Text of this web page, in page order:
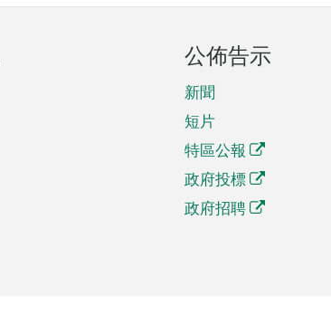
公佈告示
新聞
短片
特區公報
政府投標
政府招聘